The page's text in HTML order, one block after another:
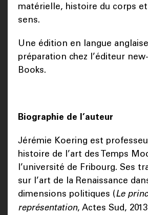
matérielle, histoire du corps
sens.
Une édition en langue
préparation chez l’éditeur
Books.
Biographie de l’auteur
Jérémie Koering est
histoire de l’art des Temps
l’université de Fribourg. Ses
sur l’art de la Renaissance
dimensions politiques (Le
représentation, Actes Sud,